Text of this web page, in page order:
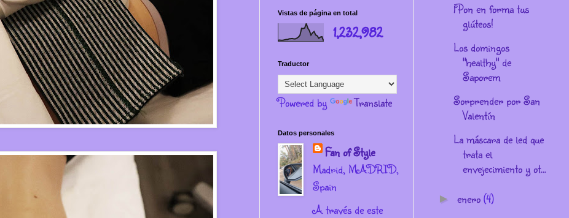
Vistas de página en total
1,232,982
Traductor
Powered by Translate
Datos personales
Fan of Style
Madrid, MADRID,
Spain
A través de este
¡Pon en forma tus
glúteos!
Los domingos
"healthy" de
Saporem
Sorprender por San
Valentín
La máscara de led que
trata el
envejecimiento y ot...
► enero(4)